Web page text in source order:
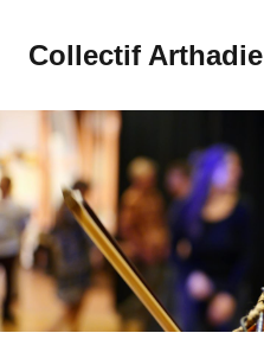
Collectif Arthadie